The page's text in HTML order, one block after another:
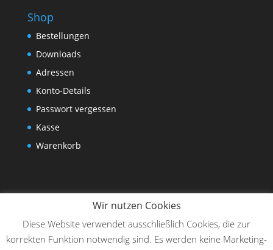
Shop
Bestellungen
Downloads
Adressen
Konto-Details
Passwort vergessen
Kasse
Warenkorb
Wir nutzen Cookies
Diese Website verwendet ausschließlich Cookies, die zur
korrekten Funktion notwendig sind. Es werden keine Marketing-